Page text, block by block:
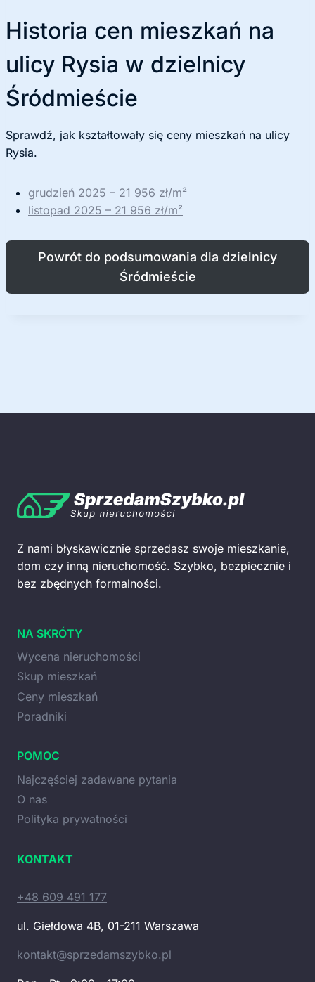
Historia cen mieszkań na
ulicy Rysia w dzielnicy
Śródmieście
Sprawdź, jak kształtowały się ceny mieszkań na ulicy
Rysia.
grudzień 2025 – 21 956 zł/m²
listopad 2025 – 21 956 zł/m²
Powrót do podsumowania dla dzielnicy
Śródmieście
Z nami błyskawicznie sprzedasz swoje mieszkanie,
dom czy inną nieruchomość. Szybko, bezpiecznie i
bez zbędnych formalności.
NA SKRÓTY
Wycena nieruchomości
Skup mieszkań
Ceny mieszkań
Poradniki
POMOC
Najczęściej zadawane pytania
O nas
Polityka prywatności
KONTAKT
+48 609 491 177
ul. Giełdowa 4B, 01-211 Warszawa
kontakt@sprzedamszybko.pl